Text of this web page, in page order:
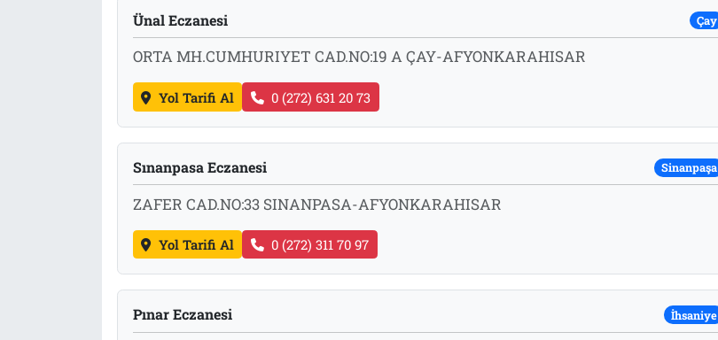
Ünal Eczanesi Çay
ORTA MH.CUMHURIYET CAD.NO:19 A ÇAY-AFYONKARAHISAR
Yol Tarifi Al 0 (272) 631 20 73
Sınanpasa Eczanesi Sinanpaşa
ZAFER CAD.NO:33 SINANPASA-AFYONKARAHISAR
Yol Tarifi Al 0 (272) 311 70 97
Pınar Eczanesi İhsaniye